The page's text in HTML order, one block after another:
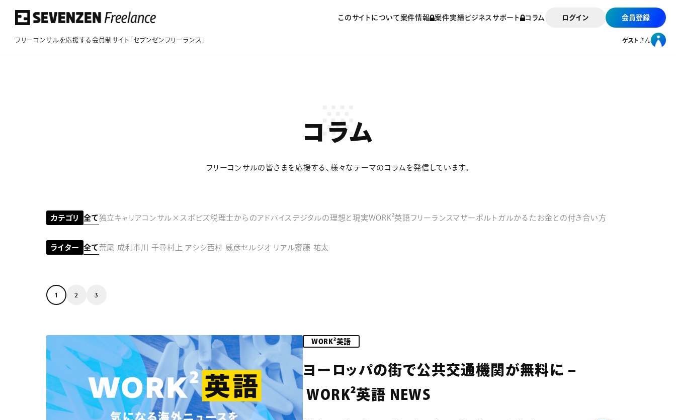
このサイトについて案件情報 案件実績 ビジネスサポート コラム ログイン 会員登録
フリーコンサルを応援する会員制サイト「セブンゼンフリーランス」 ゲスト さん
フリーコンサルを応援する会員制サイト
「セブンゼンフリーランス」
コラム
フリーコンサルの皆さまを応援する、様々なテーマのコラムを発信しています。
カテゴリ 全て独立キャリアコンサル×スポビズ税理士からのアドバイス デジタルの理想と現実WORK²英語フリーランスマザー ポルトガルかるた お金との付き合い方
ライター 全て 荒尾 成利市川 千尋村上 アシシ西村 威彦セルジオ リアル齋藤 祐太
1 2 3
WORK²英語
ヨーロッパの街で公共交通機関が無料に –
WORK²英語 NEWS